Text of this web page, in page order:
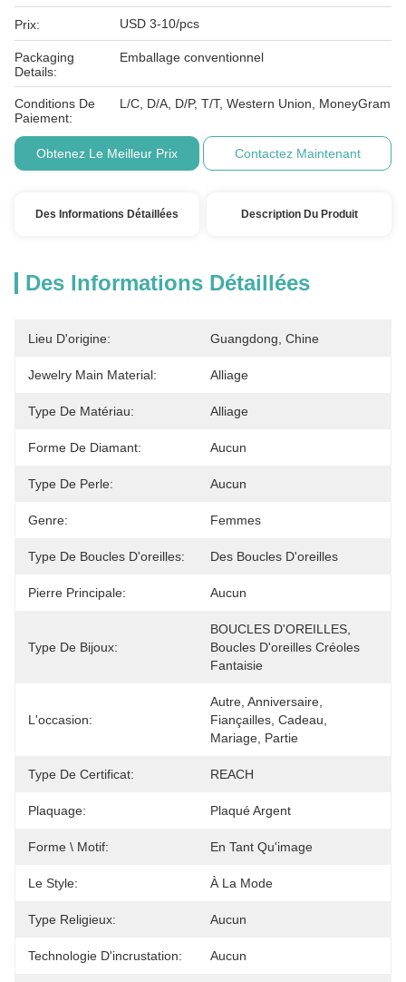
Prix: USD 3-10/pcs
Packaging
Details:
Emballage conventionnel
Conditions De
Paiement:
L/C, D/A, D/P, T/T, Western Union, MoneyGram
Obtenez Le Meilleur Prix Contactez Maintenant
Des Informations Détaillées Description Du Produit
Des Informations Détaillées
Lieu D'origine: Guangdong, Chine
Jewelry Main Material: Alliage
Type De Matériau: Alliage
Forme De Diamant: Aucun
Type De Perle: Aucun
Genre: Femmes
Type De Boucles D'oreilles: Des Boucles D'oreilles
Pierre Principale: Aucun
Type De Bijoux:
BOUCLES D'OREILLES,
Boucles D'oreilles Créoles
Fantaisie
L'occasion:
Autre, Anniversaire,
Fiançailles, Cadeau,
Mariage, Partie
Type De Certificat: REACH
Plaquage: Plaqué Argent
Forme \ Motif: En Tant Qu'image
Le Style: À La Mode
Type Religieux: Aucun
Technologie D'incrustation: Aucun